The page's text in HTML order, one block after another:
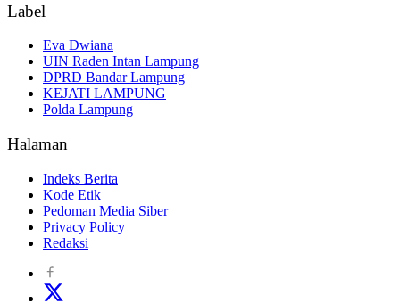
Label
Eva Dwiana
UIN Raden Intan Lampung
DPRD Bandar Lampung
KEJATI LAMPUNG
Polda Lampung
Halaman
Indeks Berita
Kode Etik
Pedoman Media Siber
Privacy Policy
Redaksi